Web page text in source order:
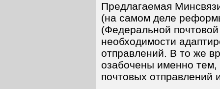
Предлагаемая
(на самом деле
(Федеральной
необходимости
отправлений. В то же
озабочены именно
почтовых отправлений